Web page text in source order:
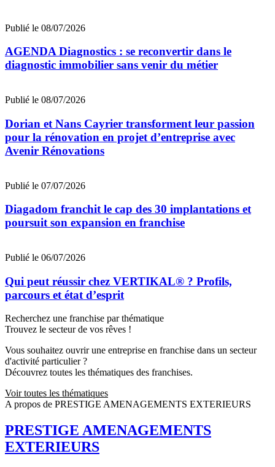
Publié le 08/07/2026
AGENDA Diagnostics : se reconvertir dans le
diagnostic immobilier sans venir du métier
Publié le 08/07/2026
Dorian et Nans Cayrier transforment leur passion
pour la rénovation en projet d’entreprise avec
Avenir Rénovations
Publié le 07/07/2026
Diagadom franchit le cap des 30 implantations et
poursuit son expansion en franchise
Publié le 06/07/2026
Qui peut réussir chez VERTIKAL® ? Profils,
parcours et état d’esprit
Recherchez une franchise par thématique
Trouvez le secteur de vos rêves !
Vous souhaitez ouvrir une entreprise en franchise dans un secteur
d'activité particulier ?
Découvrez toutes les thématiques des franchises.
Voir toutes les thématiques
A propos de PRESTIGE AMENAGEMENTS EXTERIEURS
PRESTIGE AMENAGEMENTS
EXTERIEURS